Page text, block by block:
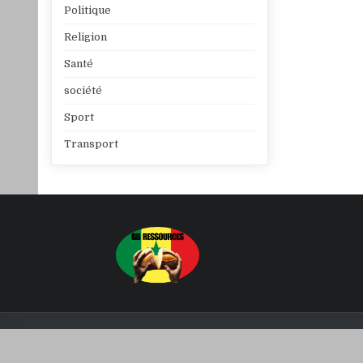
Politique
Religion
Santé
société
Sport
Transport